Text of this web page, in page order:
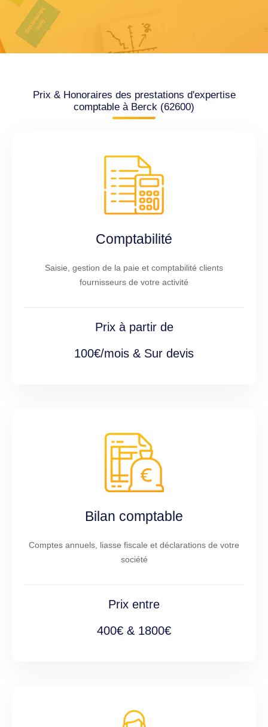
Prix & Honoraires des prestations d'expertise
comptable à Berck (62600)
Comptabilité
Saisie, gestion de la paie et comptabilité clients
fournisseurs de votre activité
Prix à partir de
100€/mois & Sur devis
Bilan comptable
Comptes annuels, liasse fiscale et déclarations de votre
société
Prix entre
400€ & 1800€